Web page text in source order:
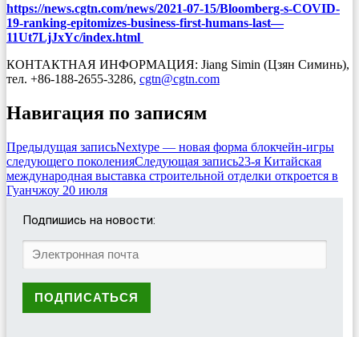
https://news.cgtn.com/news/2021-07-15/Bloomberg-s-COVID-
19-ranking-epitomizes-business-first-humans-last—
11Ut7LjJxYc/index.html
КОНТАКТНАЯ ИНФОРМАЦИЯ: Jiang Simin (Цзян Симинь),
тел. +86-188-2655-3286, cgtn@cgtn.com
Навигация по записям
Предыдущая записьNextype — новая форма блокчейн-игры
следующего поколенияСледующая запись23-я Китайская
международная выставка строительной отделки откроется в
Гуанчжоу 20 июля
Подпишись на новости: